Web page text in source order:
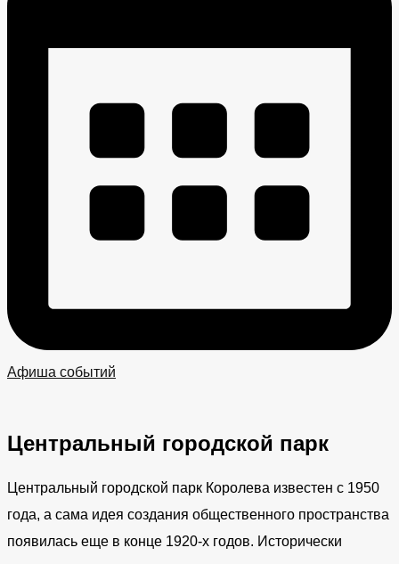
Афиша событий
Центральный городской парк​
Центральный городской парк Королева известен с 1950
года, а сама идея создания общественного пространства
появилась еще в конце 1920-х годов. Исторически